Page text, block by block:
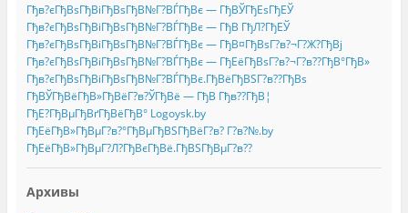
Гђв?єГђВѕГђВіГђВѕГђВ№Г?ВЃГђВє — ГђВЎГђЕѕГђЕЎ
Гђв?єГђВѕГђВіГђВѕГђВ№Г?ВЃГђВє — ГђВ ГђЛ?ГђЕЎ
Гђв?єГђВѕГђВіГђВѕГђВ№Г?ВЃГђВє — ГђВ¤ГђВѕГ?в?¬Г?Ж?ГђВј
Гђв?єГђВѕГђВіГђВѕГђВ№Г?ВЃГђВє — ГђЕёГђВѕГ?в?¬Г?в??ГђВ°ГђВ»
Гђв?єГђВѕГђВіГђВѕГђВ№Г?ВЃГђВє.ГђВёГђВЅГ?в??ГђВѕ
ГђВЎГђВёГђВ»ГђВёГ?в?ЎГђВё — ГђВ Гђв??ГђВ¦
ГђЕ?ГђВµГђВґГђВёГђВ° Logoysk.by
ГђЕёГђВ»ГђВµГ?в?°ГђВµГђВЅГђВёГ?в? Г?в?№.by
ГђЕёГђВ»ГђВµГ?Л?ГђВєГђВё.ГђВЅГђВµГ?в??
Архивы